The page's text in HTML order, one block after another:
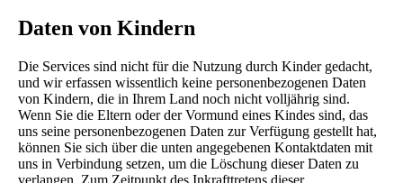
Daten von Kindern
Die Services sind nicht für die Nutzung durch Kinder gedacht,
und wir erfassen wissentlich keine personenbezogenen Daten
von Kindern, die in Ihrem Land noch nicht volljährig sind.
Wenn Sie die Eltern oder der Vormund eines Kindes sind, das
uns seine personenbezogenen Daten zur Verfügung gestellt hat,
können Sie sich über die unten angegebenen Kontaktdaten mit
uns in Verbindung setzen, um die Löschung dieser Daten zu
verlangen. Zum Zeitpunkt des Inkrafttretens dieser